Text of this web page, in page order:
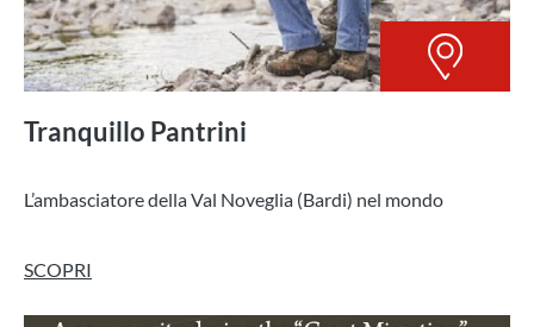
Tranquillo Pantrini
L’ambasciatore della Val Noveglia (Bardi) nel mondo
SCOPRI